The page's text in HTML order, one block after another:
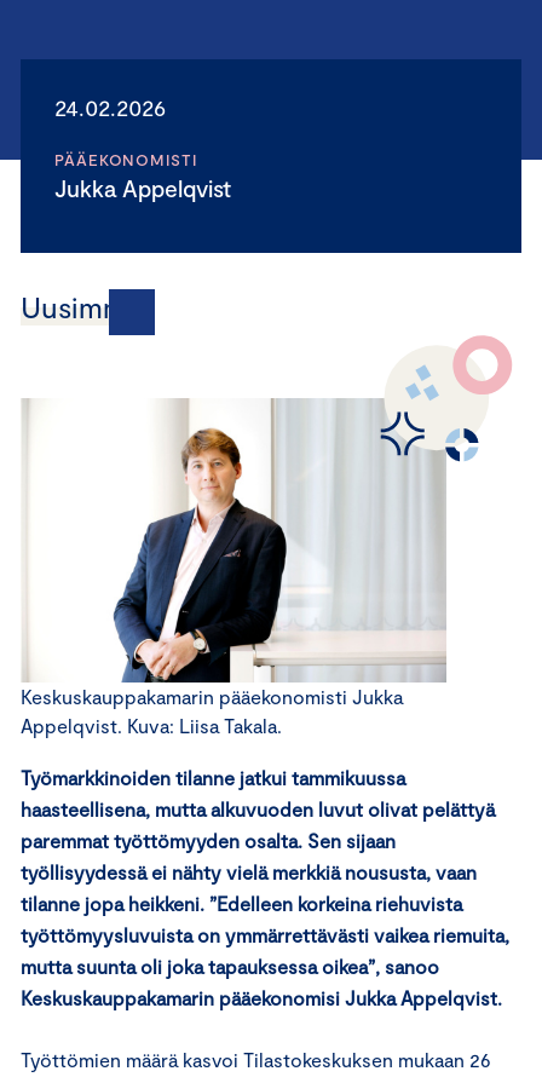
24.02.2026
PÄÄEKONOMISTI
Jukka Appelqvist
Uusimmat
Keskuskauppakamarin pääekonomisti Jukka
Appelqvist. Kuva: Liisa Takala.
Työmarkkinoiden tilanne jatkui tammikuussa
haasteellisena, mutta alkuvuoden luvut olivat pelättyä
paremmat työttömyyden osalta. Sen sijaan
työllisyydessä ei nähty vielä merkkiä noususta, vaan
tilanne jopa heikkeni. ”Edelleen korkeina riehuvista
työttömyysluvuista on ymmärrettävästi vaikea riemuita,
mutta suunta oli joka tapauksessa oikea”, sanoo
Keskuskauppakamarin pääekonomisi Jukka Appelqvist.
Työttömien määrä kasvoi Tilastokeskuksen mukaan 26